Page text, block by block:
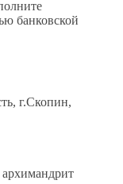
банковской
г.Скопин,